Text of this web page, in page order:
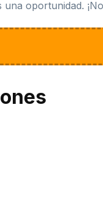
oportunidad.